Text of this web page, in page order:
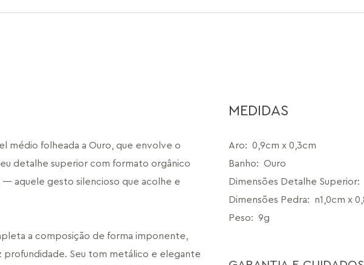
médio folheada a Ouro, que envolve o
detalhe superior com formato orgânico
aquele gesto silencioso que acolhe e
a composição de forma imponente,
profundidade. Seu tom metálico e elegante
MEDIDAS
Aro: 0,9cm x 0,3cm
Banho: Ouro
Dimensões Detalhe Superior:
Dimensões Pedra:
n1,0cm x
Peso: 9g